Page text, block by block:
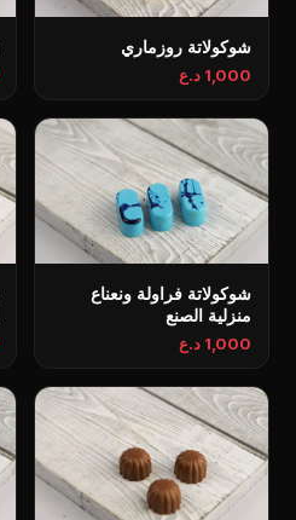
شوكولاتة روزماري
1,000 د.ع
شوكولاتة فراولة ونعناع
منزلية الصنع
1,000 د.ع